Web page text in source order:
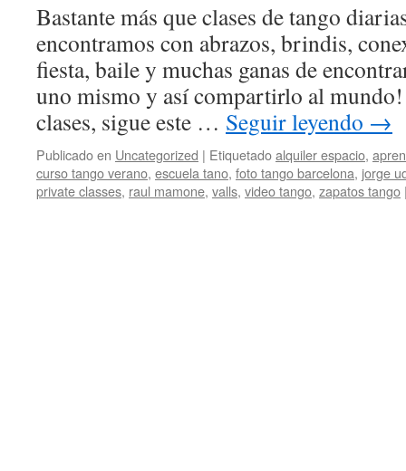
Bastante más que clases de tango
encontramos con abrazos, brindis,
fiesta, baile y muchas ganas de
uno mismo y así compartirlo al mundo!
clases, sigue este … Seguir leyendo →
Publicado en Uncategorized | Etiquetadoalquiler espacio,
curso tango verano, escuela tano, foto tango barcelona, jorge
private classes, raul mamone, valls, video tango, zapatos tango